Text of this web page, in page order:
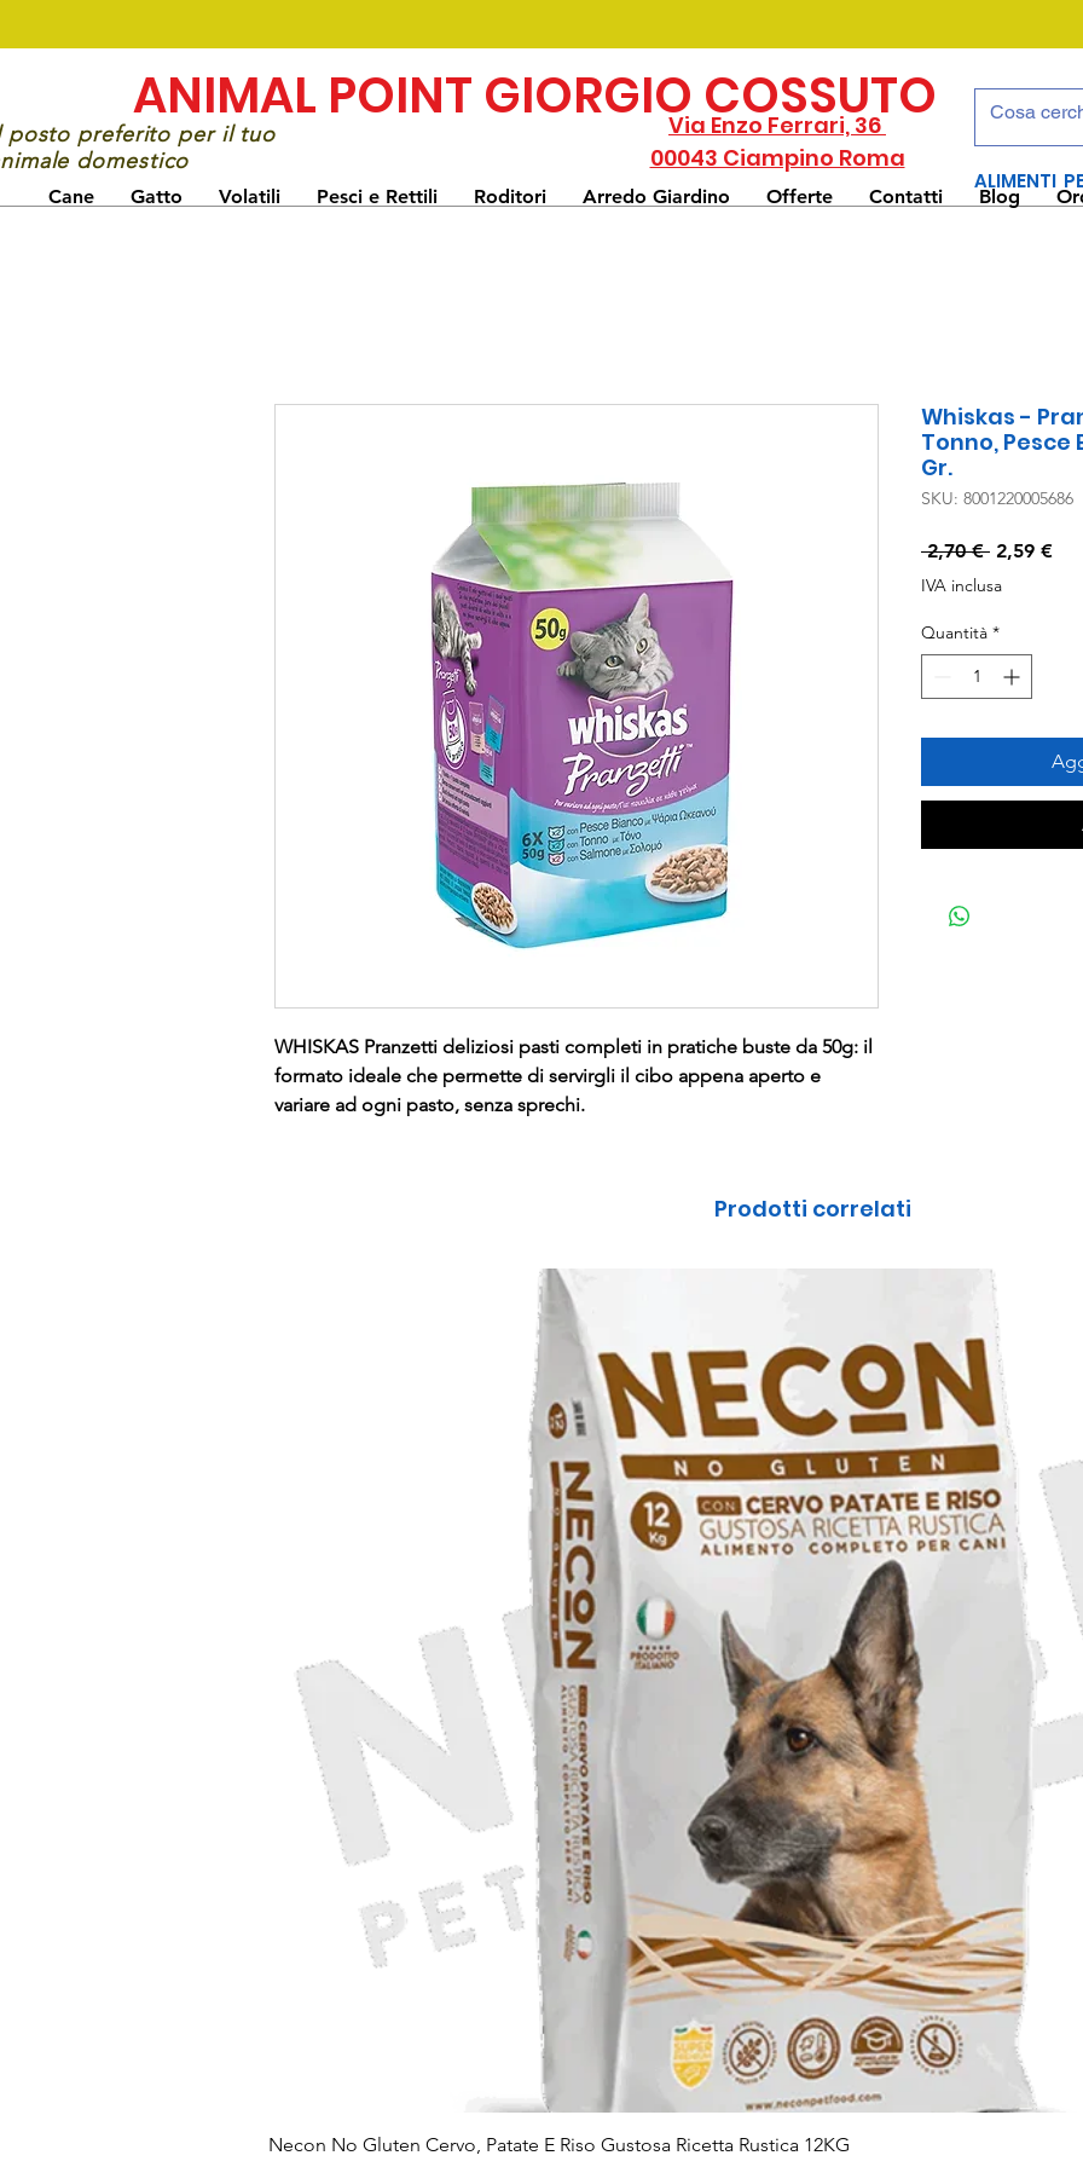
Cane Gatto Volatili Pesci e Rettili Roditori Arredo Giardino Offerte Contatti Blog
ANIMAL POINT GIORGIO COSSUTO
posto preferito per il tuo
domestico
Via Enzo Ferrari, 36
00043 Ciampino Roma
ALIMENTI
WHISKAS Pranzetti deliziosi pasti completi in pratiche buste da 50g: il
formato ideale che permette di servirgli il cibo appena aperto e
variare ad ogni pasto, senza sprechi.
Whiskas -
Tonno, Pesce
Gr.
SKU: 8001220005686
2,70 € Prezzo
2,59 €
IVA inclusa
Quantità *
Prodotti correlati
Vista rapida
Necon No Gluten Cervo, Patate E Riso Gustosa Ricetta Rustica 12KG